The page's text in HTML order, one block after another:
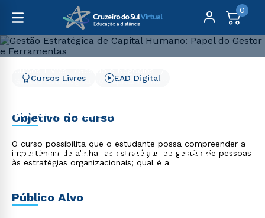
0
Gestão Estratégica de Capital Humano: Papel do Gestor e
Gestão Estratégica de
Capital Humano: Papel do
Gestor e Ferramentas
Cursos Livres EAD Digital
Objetivo do curso
O curso possibilita que o estudante possa compreender a
importância de alinhar as estratégias de gestão de pessoas
às estratégias organizacionais; qual é a
Público Alvo